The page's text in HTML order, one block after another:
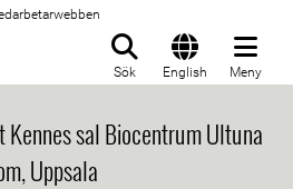
Sök English Meny
Kennes sal Biocentrum Ultuna
Uppsala